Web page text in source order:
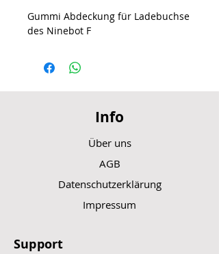
Gummi Abdeckung für Ladebuchse
des Ninebot F
Info
Über uns
AGB
Datenschutzerklärung
Impressum
Support